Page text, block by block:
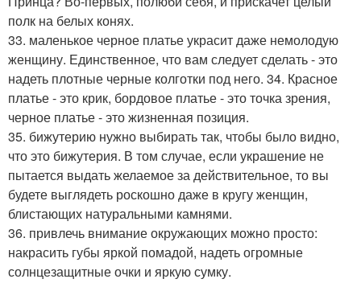
полк на белых конях.
33. маленькое черное платье украсит даже немолодую
женщину. Единственное, что вам следует сделать - это
надеть плотные черные колготки под него. 34. Красное
платье - это крик, бордовое платье - это точка зрения,
черное платье - это жизненная позиция.
35. бижутерию нужно выбирать так, чтобы было видно,
что это бижутерия. В том случае, если украшение не
пытается выдать желаемое за действительное, то вы
будете выглядеть роскошно даже в кругу женщин,
блистающих натуральными камнями.
36. привлечь внимание окружающих можно просто:
накрасить губы яркой помадой, надеть огромные
солнцезащитные очки и яркую сумку.